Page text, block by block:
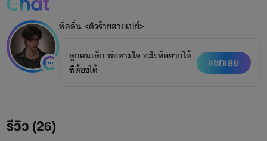
พี่คลื่น <ตัวร้ายสายเปย์>
ลูกคนเล็ก พ่อตามใจ อะไรที่อยากได้
พี่ต้องได้
แชทเลย
รีวิว (26)